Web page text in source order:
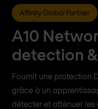
Affinity Global Partner
A10
detection
Fournit une protection
grâce à un
détecter et atténuer les